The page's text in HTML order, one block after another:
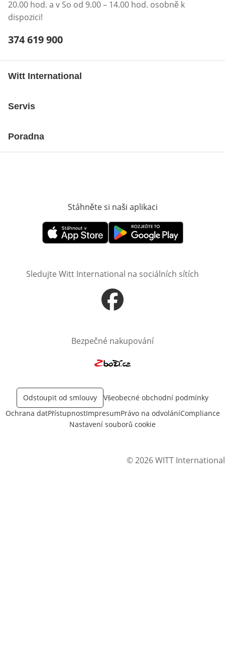
20.00 hod. a v So od 9.00 – 14.00 hod. osobně k
dispozici!
Telefonní číslo:
374 619 900
Witt International
Servis
Poradna
Stáhněte si naši aplikaci
Otevře v novém okněOtevře v novém okně
Sledujte Witt International na sociálních sítích
Otevře v novém okně
Bezpečné nakupování
Odstoupit od smlouvy
Všeobecné obchodní podmínky
Ochrana datPřístupnostImpresumPrávo na odvoláníCompliance
Nastavení souborů cookie
© 2026 WITT International